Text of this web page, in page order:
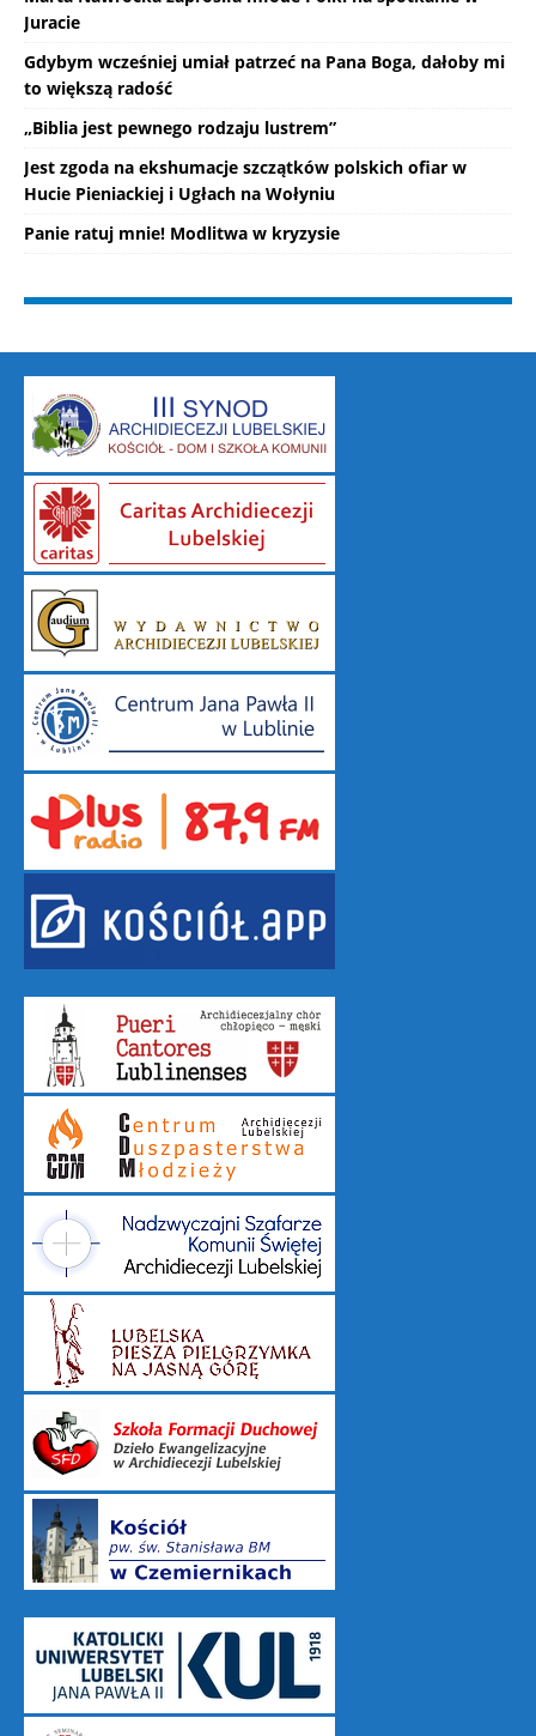
Juracie
Gdybym wcześniej umiał patrzeć na Pana Boga, dałoby mi
to większą radość
„Biblia jest pewnego rodzaju lustrem”
Jest zgoda na ekshumacje szczątków polskich ofiar w
Hucie Pieniackiej i Ugłach na Wołyniu
Panie ratuj mnie! Modlitwa w kryzysie